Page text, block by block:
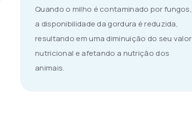
Quando o milho é contaminado por fungos,
a disponibilidade da gordura é reduzida,
resultando em uma diminuição do seu valor
nutricional e afetando a nutrição dos
animais.